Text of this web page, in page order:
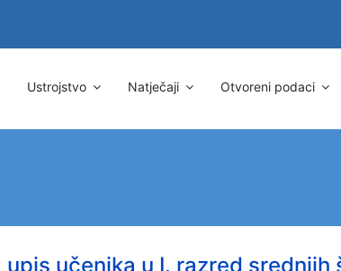
Ustrojstvo Natječaji Otvoreni podaci
upis učenika u I. razred srednjih